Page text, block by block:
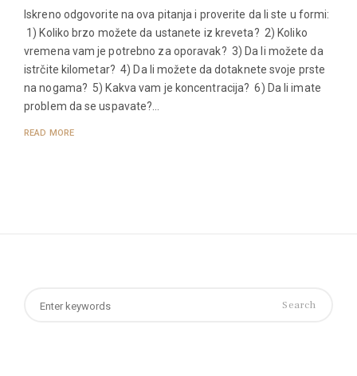
Iskreno odgovorite na ova pitanja i proverite da li ste u formi:
1) Koliko brzo možete da ustanete iz kreveta? 2) Koliko
vremena vam je potrebno za oporavak? 3) Da li možete da
istrčite kilometar? 4) Da li možete da dotaknete svoje prste
na nogama? 5) Kakva vam je koncentracija? 6) Da li imate
problem da se uspavate?…
READ MORE
for: